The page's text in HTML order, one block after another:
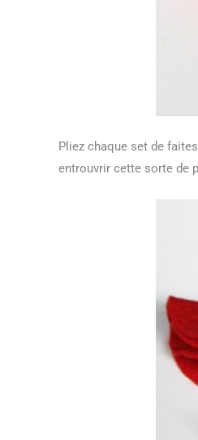
Pliez chaque set de
entrouvrir cette sorte de